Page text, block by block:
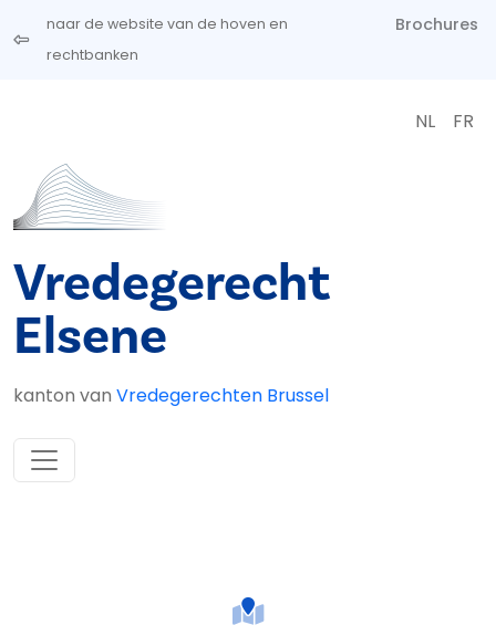
Overslaan en naar de inhoud gaan
naar de website van de hoven en
rechtbanken
Brochures
NL FR
Vredegerecht
Elsene
kanton van Vredegerechten Brussel